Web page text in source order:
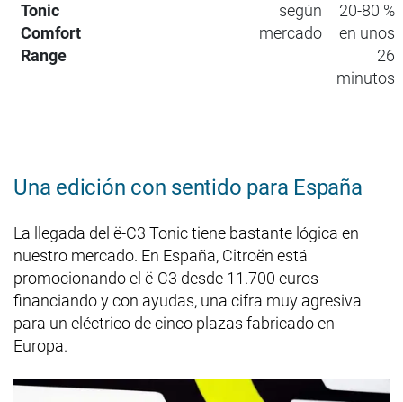
Tonic
Comfort
Range
según
mercado
20-80 %
en unos
26
minutos
Una edición con sentido para España
La llegada del ë-C3 Tonic tiene bastante lógica en
nuestro mercado. En España, Citroën está
promocionando el ë-C3 desde 11.700 euros
financiando y con ayudas, una cifra muy agresiva
para un eléctrico de cinco plazas fabricado en
Europa.